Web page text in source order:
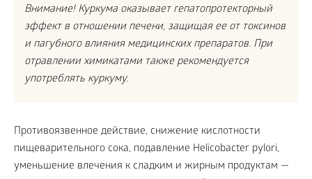
Внимание! Куркума оказывает гепатопротекторный
эффект в отношении печени, защищая ее от токсинов
и пагубного влияния медицинских препаратов. При
отравлении химикатами также рекомендуется
употреблять куркуму.
Противоязвенное действие, снижение кислотности
пищеварительного сока, подавление Helicobacter pylori,
уменьшение влечения к сладким и жирным продуктам —